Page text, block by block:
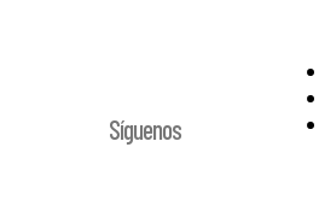
Síguenos